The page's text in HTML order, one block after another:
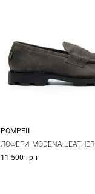
41 42 43
POMPEII
ЛОФЕРИ MODENA LEATHER
11 500 грн